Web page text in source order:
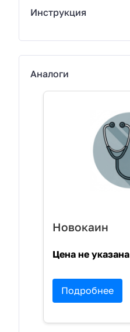
Инструкция
Аналоги
Новокаин
Цена не указана
Подробнее